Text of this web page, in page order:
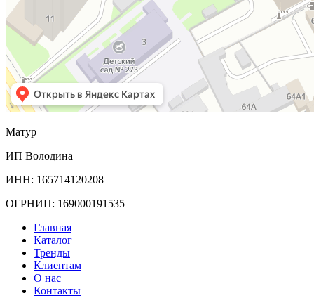
Матур
ИП Володина
ИНН: 165714120208
ОГРНИП: 169000191535
Главная
Каталог
Тренды
Клиентам
О нас
Контакты